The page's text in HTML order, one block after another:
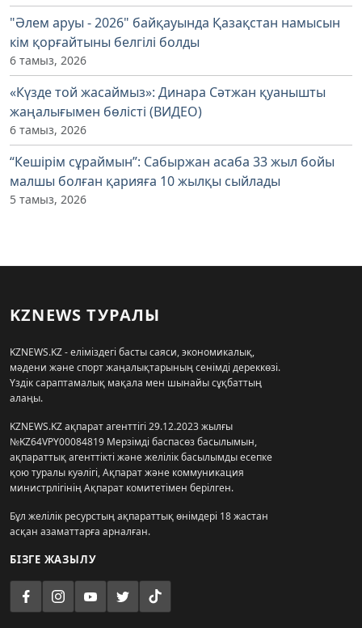
"Әлем аруы - 2026" байқауында Қазақстан намысын
кім қорғайтыны белгілі болды
6 тамыз, 2026
«Күзде той жасаймыз»: Динара Сәтжан қуанышты
жаңалығымен бөлісті (ВИДЕО)
6 тамыз, 2026
“Кешірім сұраймын”: Сабыржан асаба 33 жыл бойы
малшы болған қарияға 10 жылқы сыйлады
5 тамыз, 2026
KZNEWS ТУРАЛЫ
KZNEWS.KZ - еліміздегі басты саяси, экономикалық,
мәдени және спорт жаңалықтарының сенімді дереккөзі.
Үздік сараптамалық мақала мен шынайы сұқбаттың
алаңы.
KZNEWS.KZ ақпарат агенттігі 29.12.2023 жылғы
№KZ64VPY00084819 Мерзімді баспасөз басылымын,
ақпараттық агенттікті және желілік басылымды есепке
қою туралы куәлігі, Ақпарат және коммуникация
министрлігінің Ақпарат комитетімен берілген.
Бұл желілік ресурстың ақпараттық өнімдері 18 жастан
асқан азаматтарға арналған.
БІЗГЕ ЖАЗЫЛУ